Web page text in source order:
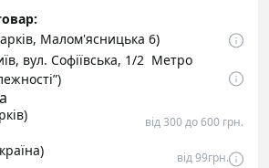
Малом'ясницька 6)
вул. Софіївська, 1/2 Метро
від 300 до 600 грн.
від 99грн.